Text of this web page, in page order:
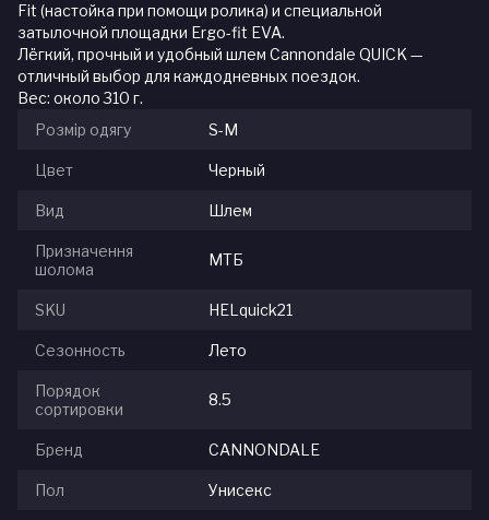
Fit (настойка при помощи ролика) и специальной
затылочной площадки Ergo-fit EVA.
Лёгкий, прочный и удобный шлем Cannondale QUICK —
отличный выбор для каждодневных поездок.
Вес: около 310 г.
Розмір одягу
S-M
Цвет Черный
Вид Шлем
Призначення
шолома
МТБ
SKU HELquick21
Сезонность Лето
Порядок
сортировки
8.5
Бренд CANNONDALE
Пол Унисекс